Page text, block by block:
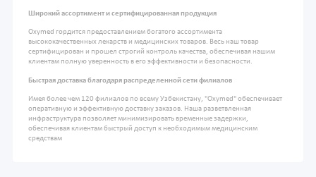
Широкий ассортимент и сертифицированная продукция
Oxymed гордится предоставлением богатого ассортимента
высококачественных лекарств и медицинских товаров. Весь наш товар
сертифицирован и прошел строгий контроль качества, обеспечивая нашим
клиентам полную уверенность в его эффективности и безопасности.
Быстрая доставка благодаря распределенной сети филиалов
Имея более чем 120 филиалов по всему Узбекистану, "Oxymed" обеспечивает
оперативную и эффективную доставку заказов. Наша разветвленная
инфраструктура позволяет минимизировать временные задержки,
обеспечивая клиентам быстрый доступ к необходимым медицинским
средствам